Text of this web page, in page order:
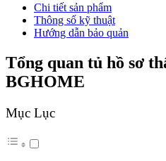
Chi tiết sản phẩm
Thông số kỹ thuật
Hướng dẫn bảo quản
Tổng quan tủ hồ sơ
BGHOME
Mục Lục